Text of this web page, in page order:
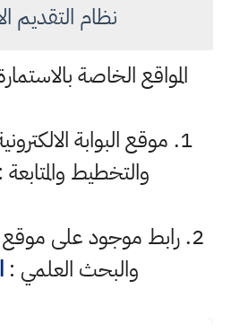
نظام التقديم
المواقع الخاصة
1. موقع البوابة
والتخطيط والمتابعة :
2. رابط موجود على موقع
والبحث العلمي :